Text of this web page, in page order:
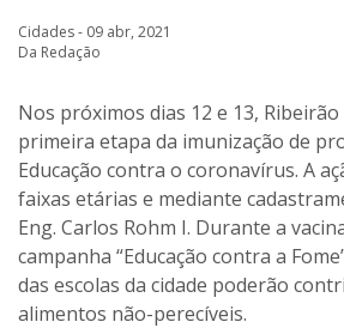
Cidades - 09 abr, 2021
Da Redação
Nos próximos dias 12 e 13,
primeira etapa da imunização de
Educação contra o coronavírus. A
faixas etárias e mediante
Eng. Carlos Rohm I. Durante a
campanha “Educação contra a
das escolas da cidade poderão
alimentos não-perecíveis.